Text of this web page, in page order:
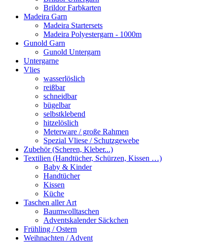
Brildor Farbkarten
Madeira Garn
Madeira Startersets
Madeira Polyestergarn - 1000m
Gunold Garn
Gunold Untergarn
Untergarne
Vlies
wasserlöslich
reißbar
schneidbar
bügelbar
selbstklebend
hitzelöslich
Meterware / große Rahmen
Spezial Vliese / Schutzgewebe
Zubehör (Scheren, Kleber...)
Textilien (Handtücher, Schürzen, Kissen …)
Baby & Kinder
Handtücher
Kissen
Küche
Taschen aller Art
Baumwolltaschen
Adventskalender Säckchen
Frühling / Ostern
Weihnachten / Advent